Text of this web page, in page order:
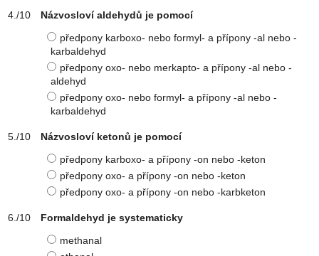
Názvosloví aldehydů je pomocí
předpony karboxo- nebo formyl- a přípony -al nebo -
karbaldehyd
předpony oxo- nebo merkapto- a přípony -al nebo -
aldehyd
předpony oxo- nebo formyl- a přípony -al nebo -
karbaldehyd
Názvosloví ketonů je pomocí
předpony karboxo- a přípony -on nebo -keton
předpony oxo- a přípony -on nebo -keton
předpony oxo- a přípony -on nebo -karbketon
Formaldehyd je systematicky
methanal